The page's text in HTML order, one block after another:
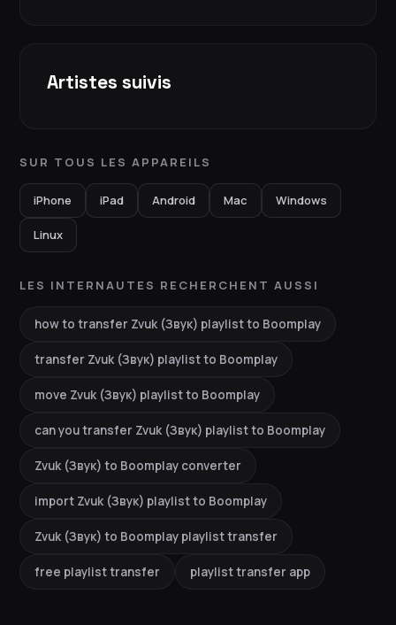
Artistes suivis
SUR TOUS LES APPAREILS
iPhone iPad Android Mac Windows
Linux
LES INTERNAUTES RECHERCHENT AUSSI
how to transfer Zvuk (Звук) playlist to Boomplay
transfer Zvuk (Звук) playlist to Boomplay
move Zvuk (Звук) playlist to Boomplay
can you transfer Zvuk (Звук) playlist to Boomplay
Zvuk (Звук) to Boomplay converter
import Zvuk (Звук) playlist to Boomplay
Zvuk (Звук) to Boomplay playlist transfer
free playlist transfer playlist transfer app